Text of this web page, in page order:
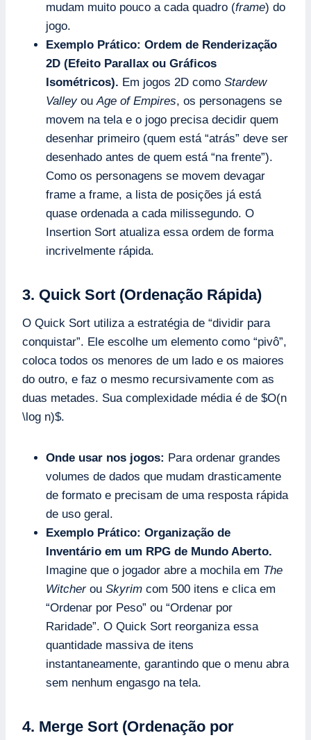
mudam muito pouco a cada quadro (frame) do
jogo.
Exemplo Prático: Ordem de Renderização
2D (Efeito Parallax ou Gráficos
Isométricos). Em jogos 2D como Stardew
ValleyouAge of Empires, os personagens se
movem na tela e o jogo precisa decidir quem
desenhar primeiro (quem está “atrás” deve ser
desenhado antes de quem está “na frente”).
Como os personagens se movem devagar
frame a frame, a lista de posições já está
quase ordenada a cada milissegundo. O
Insertion Sort atualiza essa ordem de forma
incrivelmente rápida.
3. Quick Sort (Ordenação Rápida)
O Quick Sort utiliza a estratégia de “dividir para
conquistar”. Ele escolhe um elemento como “pivô”,
coloca todos os menores de um lado e os maiores
do outro, e faz o mesmo recursivamente com as
duas metades. Sua complexidade média é de $O(n
\log n)$.
Onde usar nos jogos: Para ordenar grandes
volumes de dados que mudam drasticamente
de formato e precisam de uma resposta rápida
de uso geral.
Exemplo Prático: Organização de
Inventário em um RPG de Mundo Aberto.
Imagine que o jogador abre a mochila em The
Witcherou Skyrim com 500 itens e clica em
“Ordenar por Peso” ou “Ordenar por
Raridade”. O Quick Sort reorganiza essa
quantidade massiva de itens
instantaneamente, garantindo que o menu abra
sem nenhum engasgo na tela.
4. Merge Sort (Ordenação por